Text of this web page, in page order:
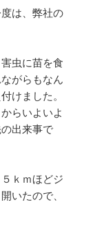
は、弊社の
虫に苗を食
がらもなん
けました。
らいよいよ
出来事で
ｋｍほどジ
いたので、